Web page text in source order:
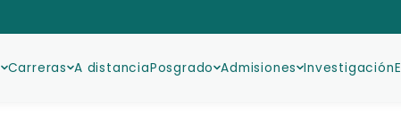
Carreras A distanciaPosgrado Admisiones Investigación